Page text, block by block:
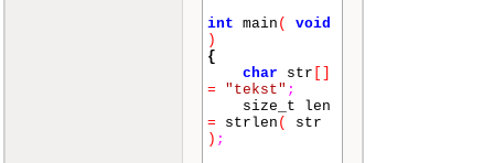
int main (
void
)
{
char str
=
"tekst" ;
size_t len
= strlen (
str
) ;